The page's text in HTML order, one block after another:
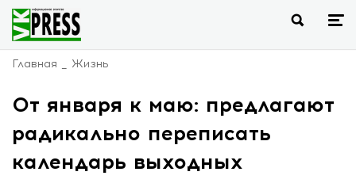
Главная Жизнь
От января к маю: предлагают
радикально переписать
календарь выходных